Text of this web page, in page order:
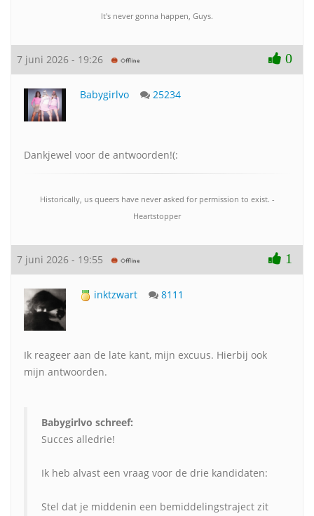
It's never gonna happen, Guys.
7 juni 2026 - 19:26 0
Babygirlvo 25234
Dankjewel voor de antwoorden!(:
Historically, us queers have never asked for permission to exist. -
Heartstopper
7 juni 2026 - 19:55 1
inktzwart 8111
Ik reageer aan de late kant, mijn excuus. Hierbij ook
mijn antwoorden.
Babygirlvo schreef:
Succes alledrie!
Ik heb alvast een vraag voor de drie kandidaten:
Stel dat je middenin een bemiddelingstraject zit